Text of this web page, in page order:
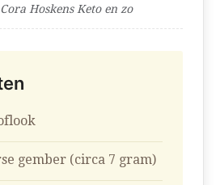
Hoskens Keto en zo
gember (circa 7 gram)